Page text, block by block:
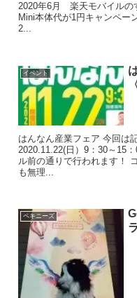
2020年6月 楽天モバイル
Mini本体代が1円キャンペー
2...
イベント
はんなん産業フェア 今回は
2020.11.22(日）9：30～15
ル前の通りで行われます！
も無理...
ペキニーズ